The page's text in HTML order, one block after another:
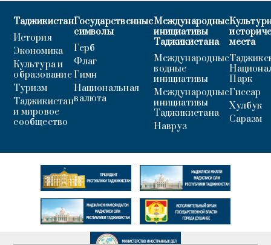
Таджикистан
История
Экономика
Культура и
образование
Туризм
Таджикистан
и мировое
сообщество
Государственные
символы
Герб
Флаг
Гимн
Национальная
валюта
Международные
инициативы
Таджикистана
Международные
водные
инициативы
Международные
инициативы
Таджикистана
Навруз
места
Парк
Гиссар
Хулбук
Саразм